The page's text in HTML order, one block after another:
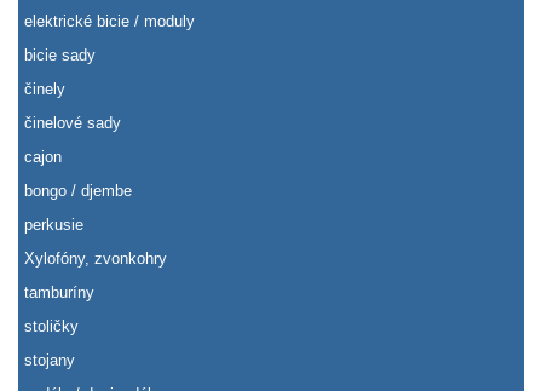
elektrické bicie / moduly
bicie sady
činely
činelové sady
cajon
bongo / djembe
perkusie
Xylofóny, zvonkohry
tamburíny
stoličky
stojany